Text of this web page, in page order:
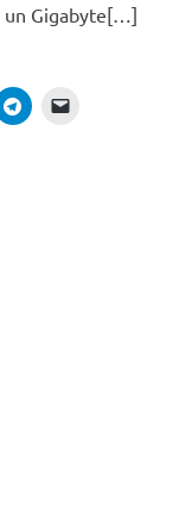
un Gigabyte[…]